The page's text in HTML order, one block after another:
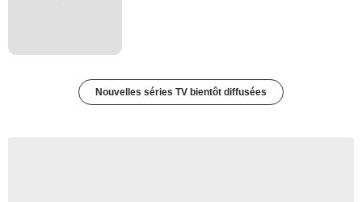
Nouvelles séries TV bientôt diffusées